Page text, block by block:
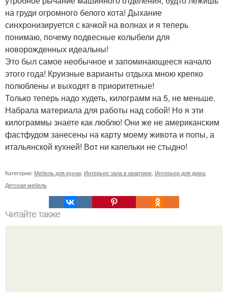
на груди огромного белого кота! Дыхание
синхронизируется с качкой на волнах и я теперь
понимаю, почему подвесные колыбели для
новорожденных идеальны!
Это был самое необычное и запоминающееся начало
этого года! Круизные варианты отдыха мною крепко
полюблены и выходят в приоритетные!
Только теперь надо худеть, килограмм на 5, не меньше.
Набрала материала для работы над собой! Но я эти
килограммы знаете как люблю! Они же не американским
фастфудом занесены на карту моему живота и попы, а
итальянской кухней! Вот ни капельки не стыдно!
Категории: Мебель для кухни Интерьер зала в квартире Интерьер для дома
Детская мебель
Читайте также